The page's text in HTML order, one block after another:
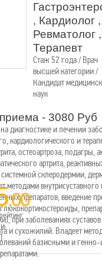
, Кардиолог ,
Ревматолог ,
Терапевт
Стаж 52 года / Врач
высшей категории /
Кандидат
наук
- 3080 Руб
диагностике и лечении
кардиологического и
остеоартроза, подагры,
артрита,
склеродермии,
методами
препаратов, введение
при заболеваниях
и сухожилий. Владеет
базисными и
.00
рейтинг